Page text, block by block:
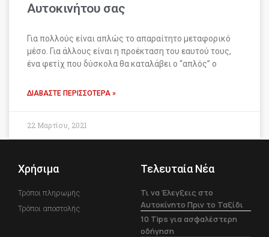
Αυτοκινήτου σας
Για πολλούς είναι απλώς το απαραίτητο μεταφορικό
μέσο. Για άλλους είναι η προέκταση του εαυτού τους,
ένα φετίχ που δύσκολα θα καταλάβει ο “απλός” ο
ΔΙΑΒΆΣΤΕ ΠΕΡΙΣΣΌΤΕΡΑ »
22 Μαρτίου, 2021
Χρήσιμα
Τρόποι πληρωμής
Τρόποι αποστολής
Τελευταία Νέα
Τι να Έλεγξεις στο
Αυτοκίνητο Πριν το Ταξίδι
10 Tips για ασφαλέστερη
οδήγηση